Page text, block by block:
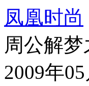
凤凰时尚
周公解
2009年